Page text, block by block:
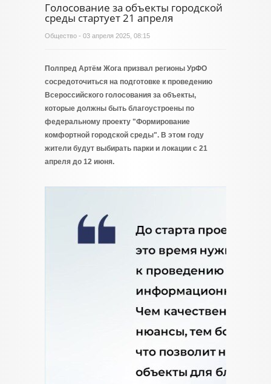
Голосование за объекты городской
среды стартует 21 апреля
Общество - 03 апреля 2025, 08:15
Полпред Артём Жога призвал регионы УрФО
сосредоточиться на подготовке к проведению
Всероссийского голосования за объекты,
которые должны быть благоустроены по
федеральному проекту "Формирование
комфортной городской среды". В этом году
жители будут выбирать парки и локации с 21
апреля до 12 июня.